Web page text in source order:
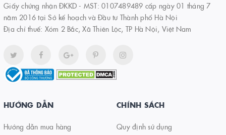
Giấy chứng nhận ĐKKD - MST: 0107489489 cấp ngày 01 tháng 7
năm 2016 tại Sở kế hoạch và Đầu tư Thành phố Hà Nội
Địa chỉ thuế: Xóm 2 Bắc, Xã Thiên Lộc, TP Hà Nội, Việt Nam
HƯỚNG DẪN
Hướng dẫn mua hàng
CHÍNH SÁCH
Quy định sử dụng